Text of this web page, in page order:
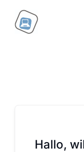
Inhalt
springen
Hallo,